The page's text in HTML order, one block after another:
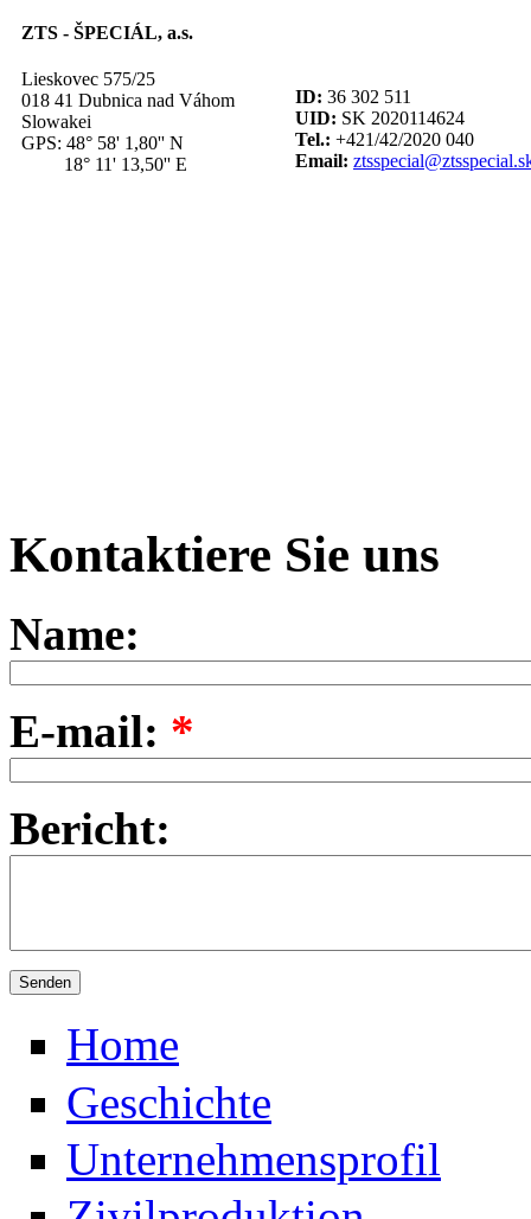
ZTS - ŠPECIÁL, a.s.
Lieskovec 575/25
018 41 Dubnica nad Váhom
Slowakei
GPS: 48° 58' 1,80'' N
18° 11' 13,50'' E
ID: 36 302 511
UID: SK 2020114624
Tel.: +421/42/2020 040
Email:
Kontaktiere Sie uns
Name:
E-mail: *
Bericht:
Home
Geschichte
Unternehmensprofil